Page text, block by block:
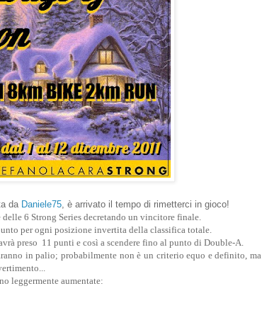
da Daniele75, è arrivato il tempo di rimetterci in gioco!
6 Strong Series decretando un vincitore finale.
per ogni posizione invertita della classifica totale.
preso 11 punti e così a scendere fino al punto di Double-A.
in palio; probabilmente non è un criterio equo e definito, ma
leggermente aumentate: